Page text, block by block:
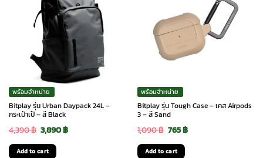
พร้อมจำหน่าย
Bitplay รุ่น Urban Daypack 24L –
กระเป๋าเป้ – สี Black
4,390฿ Original
price
3,890฿Current
Add to cart
พร้อมจำหน่าย
Bitplay รุ่น Tough Case – เคส Airpods
3 – สี Sand
1,090฿ Original
price
765฿Current
Add to cart